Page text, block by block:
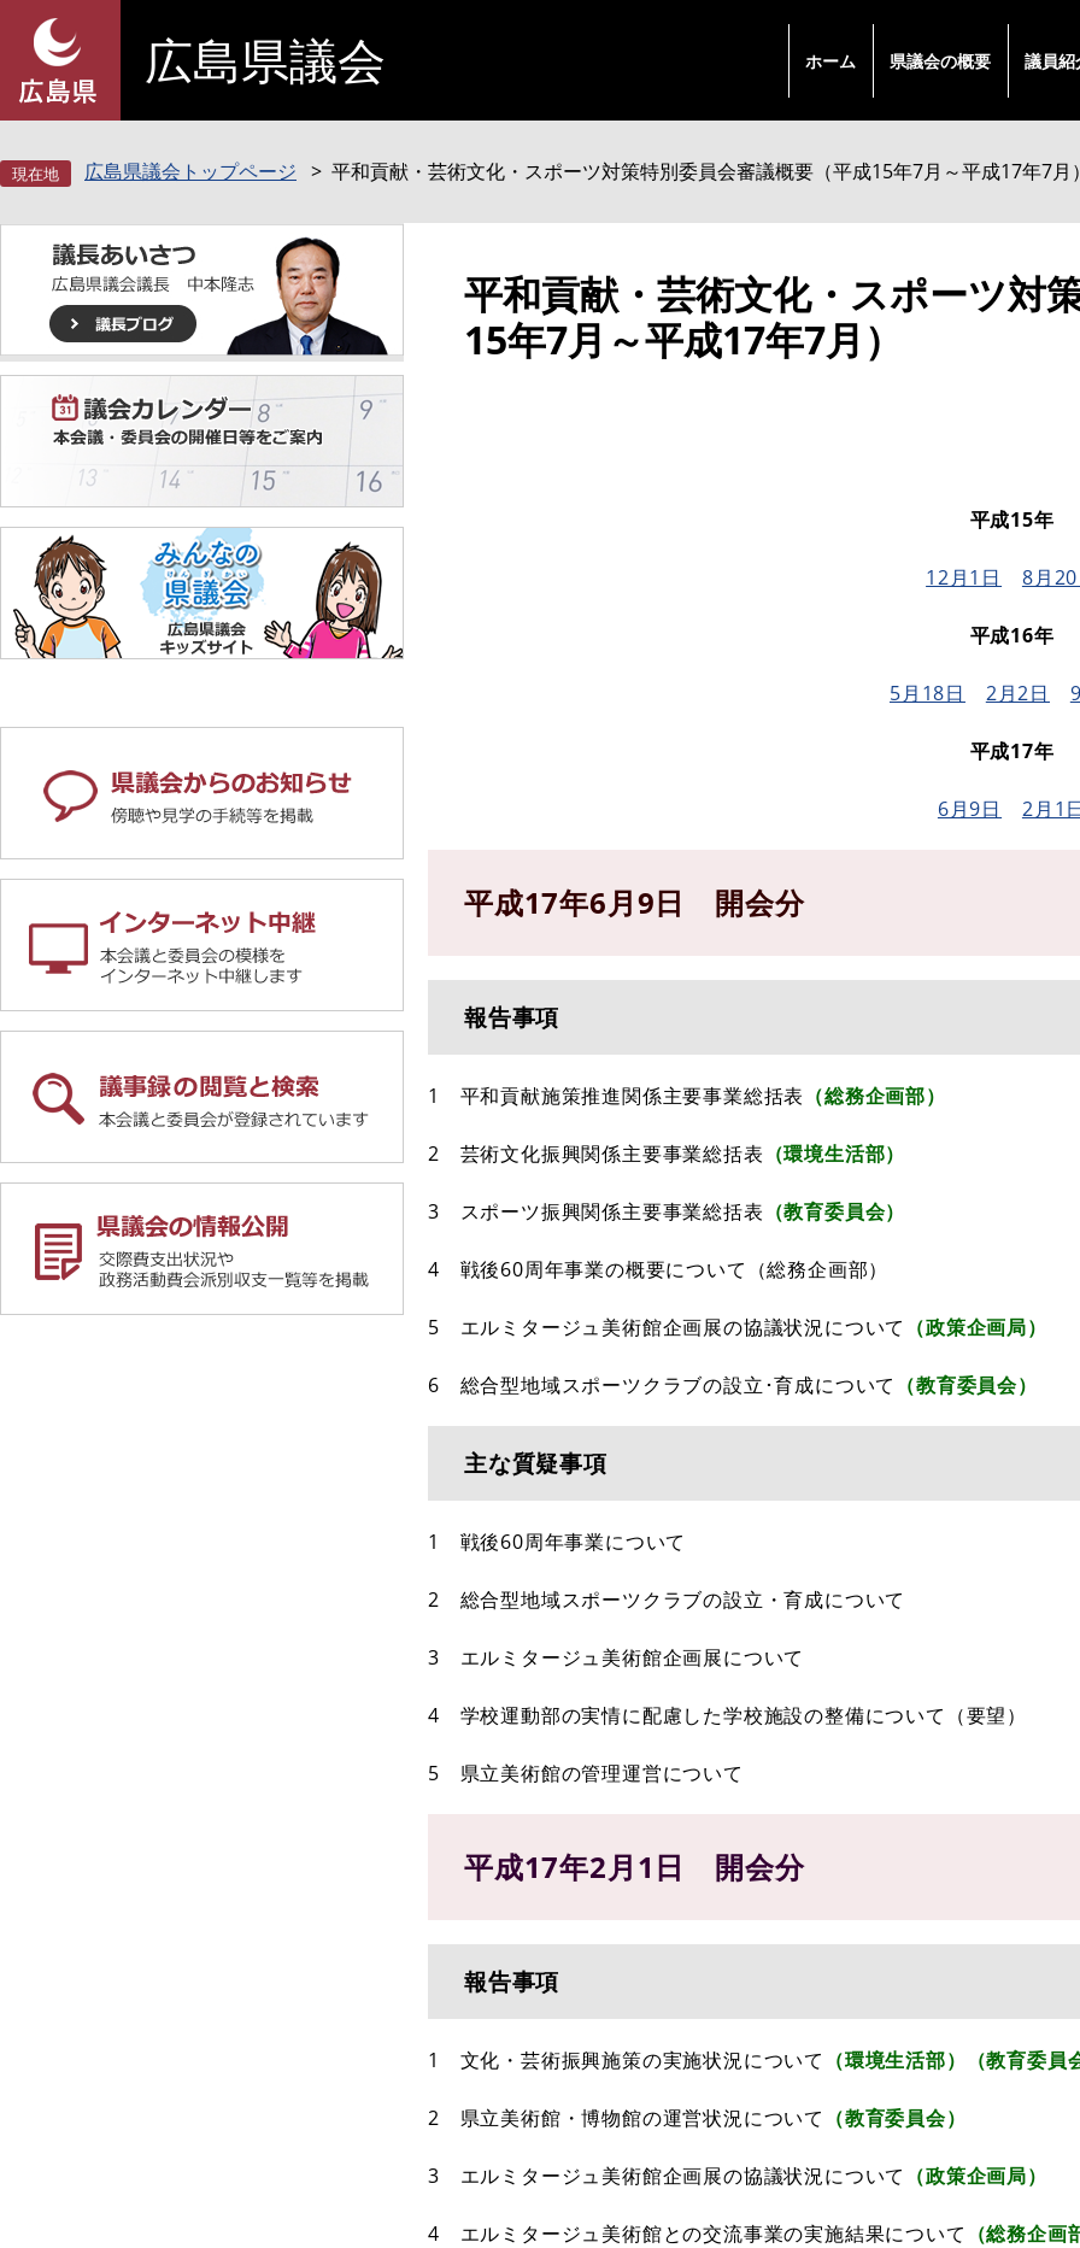
頭
で
飛
ば
広島県議会 ホーム 県議会の概要 議員紹
広島県議会トップページ 平和貢献・芸術文化・スポーツ対策特別委員会審議概要（平成15年7月～平成17年7月
平和貢献・芸術文化・スポーツ対
15年7月～平成17年7月）
平成15年
12月1日 8月
平成16年
5月18日 2月2日
平成17年
6月9日 2月1
平成17年6月9日 開会分
報告事項
1 平和貢献施策推進関係主要事業総括表 （総務企画部）
2 芸術文化振興関係主要事業総括表 （環境生活部）
3 スポーツ振興関係主要事業総括表 （教育委員会）
4 戦後60周年事業の概要について（総務企画部）
5 エルミタージュ美術館企画展の協議状況について （政策企画局）
6 総合型地域スポーツクラブの設立･育成について （教育委員会）
主な質疑事項
1 戦後60周年事業について
2 総合型地域スポーツクラブの設立・育成について
3 エルミタージュ美術館企画展について
4 学校運動部の実情に配慮した学校施設の整備について（要望）
5 県立美術館の管理運営について
平成17年2月1日 開会分
報告事項
1 文化・芸術振興施策の実施状況について （環境生活部）（教育委員
2 県立美術館・博物館の運営状況について （教育委員会）
3 エルミタージュ美術館企画展の協議状況について （政策企画局）
4 エルミタージュ美術館との交流事業の実施結果について （総務企画